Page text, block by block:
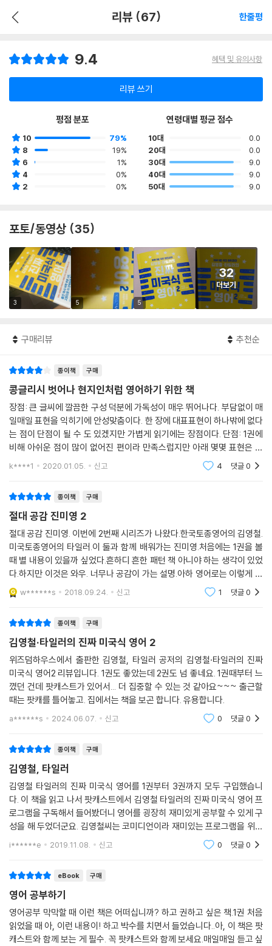
리뷰 (67) 한줄평
9.4 혜택 및 유의사항
리뷰 쓰기
평점 분포
10
79%
8
19%
6
1%
4
0%
2
0%
연령대별 평균 점수
10대
0.0
20대
0.0
30대
9.0
40대
9.0
50대
9.0
포토/동영상 (35)
3 5 5
32
더보기
구매리뷰 추천순
종이책 구매
콩글리시 벗어나 현지인처럼 영어하기 위한 책
장점: 큰 글씨에 깔끔한 구성 덕분에 가독성이 매우 뛰어나다. 부담없이 매
일매일 표현을 익히기에 안성맞춤이다. 한 장에 대표표현이 하나밖에 없다
는 점이 단점이 될 수 도 있겠지만 가볍게 읽기에는 장점이다. 단점: 1권에
비해 아쉬운 점이 많이 없어진 편이라 만족스럽지만 아래 몇몇 표현은 한
국어와 영어 매칭이 다소 아쉽다. 또한 1-3권 내용이 한 권에 집약되어있
k****1 2020.01.05. 신고 4 댓글0
종이책 구매
절대 공감 진미영 2
절대 공감 진미영. 이번에 2번째 시리즈가 나왔다.한국토종영어의 김영철.
미국토종영어의 타일러.이 둘과 함께 배워가는 진미영.처음에는 1권을 볼
때 별 내용이 있을까 싶었다.흔하디 흔한 패턴 책 아니야 하는 생각이 있었
다.하지만 이것은 와우. 너무나 공감이 가는 설명.아하 영어로는 이렇게 표
현하는 구나.하며 조금이나마 영어적인 사고를 공감할 수 있는 그런 책이
다.물론 패턴을
w******s 2018.09.24. 신고 1 댓글0
종이책 구매
김영철·타일러의 진짜 미국식 영어 2
위즈덤하우스에서 출판한 김영철, 타일러 공저의 김영철·타일러의 진짜
미국식 영어2 리뷰입니다. 1권도 좋았는데 2권도 넘 좋네요. 1권때부터 느
꼈던 건데 팟캐스트가 있어서... 더 집중할 수 있는 것 같아요~~~ 출근할
때는 팟캐를 틀어놓고. 집에서는 책을 보곤 합니다. 유용합니다.
a******s 2024.06.07. 신고 0 댓글0
종이책 구매
김영철, 타일러
김영철 타일러의 진짜 미국식 영어를 1권부터 3권까지 모두 구입했습니
다. 이 책을 읽고 나서 팟캐스트에서 김영철 타일러의 진짜 미국식 영어 프
로그램을 구독해서 들어봤더니 영어를 굉장히 재미있게 공부할 수 있게 구
성을 해 두었더군요. 김영철씨는 코미디언이라 재미있는 프로그램을 위해
굉장히 노력하시는 것 같았고 타일러도 방송을 많이 해서 그런지 방송에서
i******e 2019.11.08. 신고 0 댓글0
eBook 구매
영어 공부하기
영어공부 막막할 때 이런 책은 어떠십니까? 하고 권하고 싶은 책.1권 처음
읽었을 때 아, 이런 내용이! 하고 박수를 치면서 들었습니다..아, 이 책은 팟
캐스트와 함께 보는 게 필수. 꼭 팟캐스트와 함께 보세요.매일매일 듣고 싶